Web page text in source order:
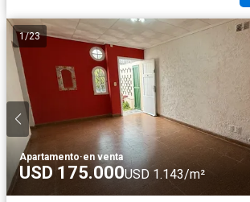
1/23
Apartamento·en venta
USD 175.000USD 1.143/m²